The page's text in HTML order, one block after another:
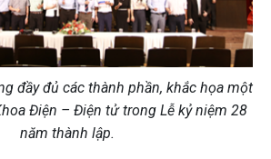
đầy đủ các thành phần, khắc họa một
Điện – Điện tử trong Lễ kỷ niệm 28
năm thành lập.